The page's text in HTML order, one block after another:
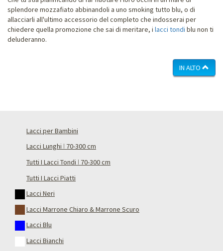
splendore mozzafiato abbinandoli a uno smoking tutto blu, o di
allacciarli all'ultimo accessorio del completo che indosserai per
chiedere quella promozione che sai di meritare, i lacci tondi blu non ti
deluderanno.
IN ALTO
Lacci per Bambini
Lacci Lunghi ǀ 70-300 cm
Tutti I Lacci Tondi ǀ 70-300 cm
Tutti I Lacci Piatti
Lacci Neri
Lacci Marrone Chiaro & Marrone Scuro
Lacci Blu
Lacci Bianchi